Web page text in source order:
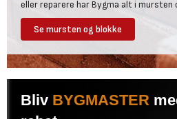
eller reparere har Bygma alt i mursten
Se mursten og blokke
Bliv BYGMASTER